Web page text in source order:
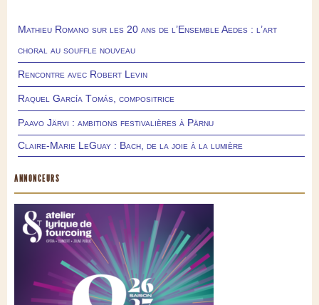
Mathieu Romano sur les 20 ans de l’Ensemble Aedes : l’art
choral au souffle nouveau
Rencontre avec Robert Levin
Raquel García Tomás, compositrice
Paavo Järvi : ambitions festivalières à Pärnu
Claire-Marie LeGuay : Bach, de la joie à la lumière
ANNONCEURS